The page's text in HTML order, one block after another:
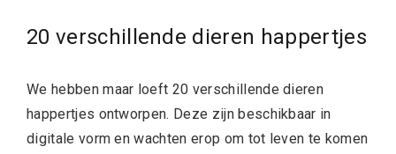
20 verschillende dieren happertjes
We hebben maar loeft 20 verschillende dieren
happertjes ontworpen. Deze zijn beschikbaar in
digitale vorm en wachten erop om tot leven te komen